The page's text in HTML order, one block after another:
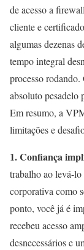
de acesso a
cliente e
algumas dezenas
tempo integral
processo rodando.
absoluto pesadelo
Em resumo, a
limitações e
1. Confiança
trabalho ao levá-lo
corporativa como
ponto, você já é
recebeu acesso
desnecessários e